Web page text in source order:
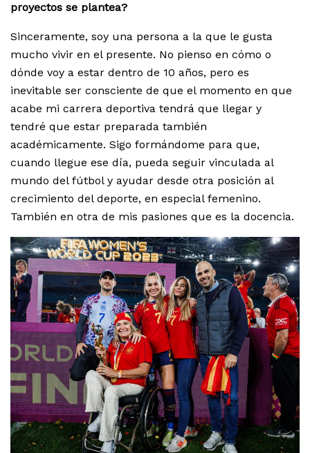
proyectos se plantea?
Sinceramente, soy una persona a la que le gusta
mucho vivir en el presente. No pienso en cómo o
dónde voy a estar dentro de 10 años, pero es
inevitable ser consciente de que el momento en que
acabe mi carrera deportiva tendrá que llegar y
tendré que estar preparada también
académicamente. Sigo formándome para que,
cuando llegue ese día, pueda seguir vinculada al
mundo del fútbol y ayudar desde otra posición al
crecimiento del deporte, en especial femenino.
También en otra de mis pasiones que es la docencia.